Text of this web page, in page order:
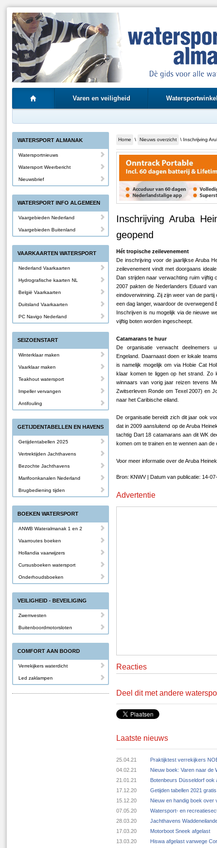
Varen en veiligheid
Home \ Nieuws overzicht \ Inschrijving
Inschrijving Aruba
geopend
Hét tropische zeilevenement
De inschrijving voor de jaarlijkse Aruba
zeilevenement vindt met doorgaans
Dan strijden naar verwachting ruim vijftig
2007 pakten de Nederlanders Eduard
eindoverwinning. Zij zijn weer van de
een dag langer, waardoor de overwegend
Inschrijven is nu mogelijk via de nieuwe
vijftig boten worden ingescheept.
Catamarans te huur
De organisatie verwacht deelnemers
Engeland. Daarnaast doen er lokale
is namelijk mogelijk om via Hobie Cat
klaar komen te liggen op het strand. Zo
winnaars van vorig jaar reizen tevens
Zwitserleven Ronde om Texel 2007) en
naar het Caribische eiland.
De organisatie bereidt zich dit jaar ook
dat in 2009 aansluitend op de Aruba
tachtig Dart 18 catamarans aan dit WK
komen om te trainen en te wennen aan de
Voor meer informatie over de Aruba
Bron: KNWV | Datum van publicatie: 14-
Advertentie
Reacties
Deel dit met andere
Laatste nieuws
25.04.21
Praktijktest verrekijkers
04.02.21
Nieuw boek: Varen naar de
21.01.21
Botenbeurs Düsseldorf ook
17.12.20
Getijden tabellen 2021
15.12.20
Nieuw en handig boek over
07.05.20
Watersport- en
28.03.20
Jachthavens
17.03.20
Motorboot Sneek afgelast
13.03.20
Hiswa afgelast vanwege
WATERSPORT ALMANAK
Watersportnieuws
Watersport Weerbericht
Nieuwsbrief
WATERSPORT INFO ALGEMEEN
Vaargebieden Nederland
Vaargebieden Buitenland
VAARKAARTEN WATERSPORT
Nederland Vaarkaarten
Hydrografische kaarten NL
België Vaarkaarten
Duitsland Vaarkaarten
PC Navigo Nederland
SEIZOENSTART
Winterklaar maken
Vaarklaar maken
Teakhout watersport
Impeller vervangen
Antifouling
GETIJDENTABELLEN EN HAVENS
Getijdentabellen 2025
Vertrektijden Jachthavens
Bezochte Jachthavens
Marifoonkanalen Nederland
Brugbediening tijden
BOEKEN WATERSPORT
ANWB Wateralmanak 1 en 2
Vaarroutes boeken
Hollandia vaarwijzers
Cursusboeken watersport
Onderhoudsboeken
VEILIGHEID - BEVEILIGING
Zwemvesten
Buitenboordmotorsloten
COMFORT AAN BOORD
Verrekijkers waterdicht
Led zaklampen